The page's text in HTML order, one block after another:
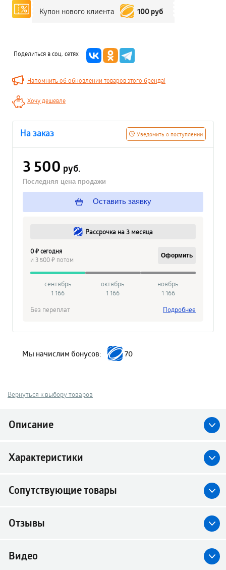
Купон нового клиента 100 руб
Поделиться в соц. сетях
Напомнить об обновлении товаров этого бренда!
Хочу дешевле
Уведомить о поступлении
На заказ
3 500 руб.
Последняя цена продажи
Оставить заявку
Рассрочка на 3 месяца
0 ₽ сегодня
и 3 500 ₽ потом
Оформить
сентябрь
1 166
октябрь
1 166
ноябрь
1 166
Без переплат
Подробнее
Мы начислим бонусов: 70
Вернуться к выбору товаров
Описание
Характеристики
Сопутствующие товары
Отзывы
Видео